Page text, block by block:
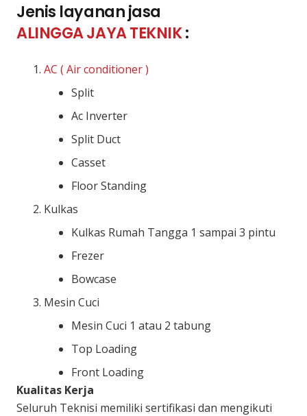
Jenis layanan jasa
ALINGGA JAYA TEKNIK:
AC ( Air conditioner )
Split
Ac Inverter
Split Duct
Casset
Floor Standing
Kulkas
Kulkas Rumah Tangga 1 sampai 3 pintu
Frezer
Bowcase
Mesin Cuci
Mesin Cuci 1 atau 2 tabung
Top Loading
Front Loading
Kualitas Kerja
Seluruh Teknisi memiliki sertifikasi dan mengikuti